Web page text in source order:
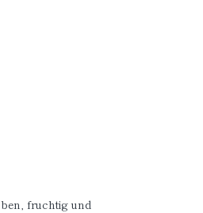
fruchtig und